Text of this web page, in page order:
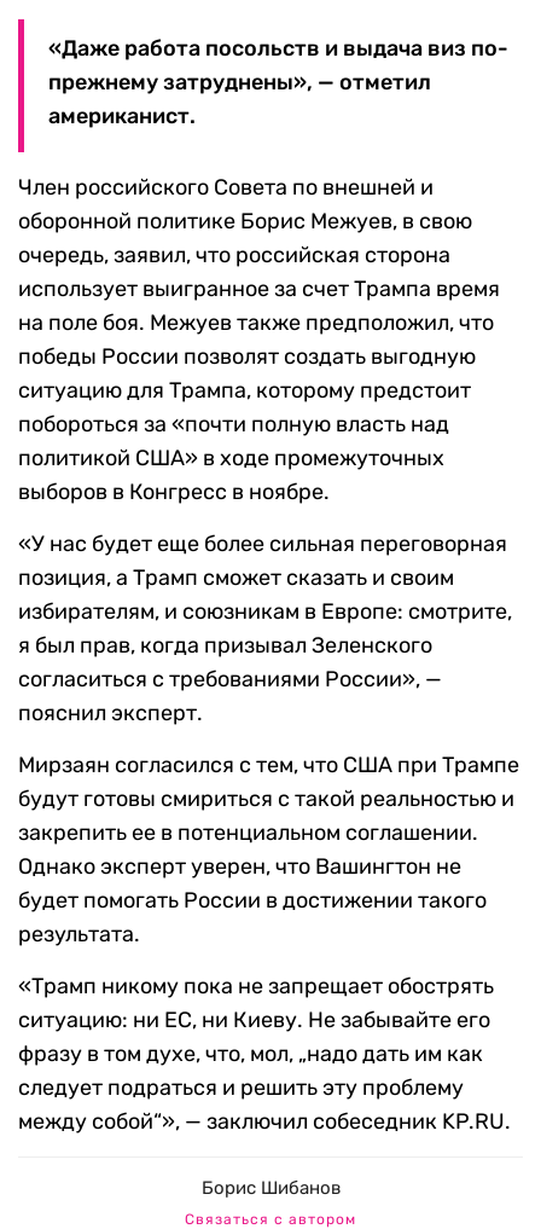
«Даже работа посольств и выдача виз по-
прежнему затруднены», — отметил
американист.
Член российского Совета по внешней и
оборонной политике Борис Межуев, в свою
очередь, заявил, что российская сторона
использует выигранное за счет Трампа время
на поле боя. Межуев также предположил, что
победы России позволят создать выгодную
ситуацию для Трампа, которому предстоит
побороться за «почти полную власть над
политикой США» в ходе промежуточных
выборов в Конгресс в ноябре.
«У нас будет еще более сильная переговорная
позиция, а Трамп сможет сказать и своим
избирателям, и союзникам в Европе: смотрите,
я был прав, когда призывал Зеленского
согласиться с требованиями России», —
пояснил эксперт.
Мирзаян согласился с тем, что США при Трампе
будут готовы смириться с такой реальностью и
закрепить ее в потенциальном соглашении.
Однако эксперт уверен, что Вашингтон не
будет помогать России в достижении такого
результата.
«Трамп никому пока не запрещает обострять
ситуацию: ни ЕС, ни Киеву. Не забывайте его
фразу в том духе, что, мол, „надо дать им как
следует подраться и решить эту проблему
между собой“», — заключил собеседник KP.RU.
Борис Шибанов
Связаться с автором